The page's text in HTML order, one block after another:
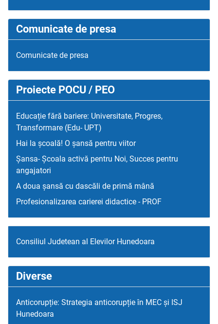
Comunicate de presa
Comunicate de presa
Proiecte POCU / PEO
Educație fără bariere: Universitate, Progres,
Transformare (Edu- UPT)
Hai la școală! O șansă pentru viitor
Șansa- Școala activă pentru Noi, Succes pentru
angajatori
A doua șansă cu dascăli de primă mână
Profesionalizarea carierei didactice - PROF
Consiliul Judetean al Elevilor Hunedoara
Diverse
Anticorupție: Strategia anticorupție în MEC și ISJ
Hunedoara